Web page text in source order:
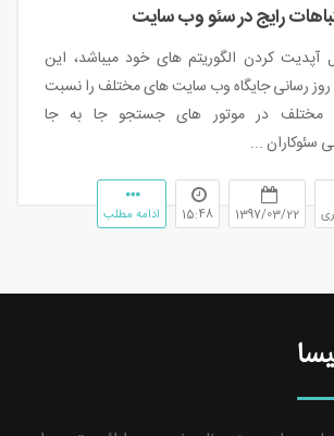
رایج در سئو وب سایت
آپدیت کردن الگوریتم های خود میباشد، این
روز رسانی جایگاه وب سایت های مختلف را نسبت
مختلف در موتور های جستجو جا به جا
سئوکاران ...
1397/03/22
15:48 ادامه مطلب